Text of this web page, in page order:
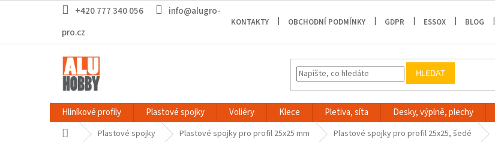
+420 777 340 056
info@alugro-
pro.cz
KONTAKTY OBCHODNÍ PODMÍNKY GDPR ESSOX BLOG
HLEDAT
Hliníkové profily Plastové spojky Voliéry Klece Pletiva, síta Desky, výplně, plechy
Domů Plastové spojky Plastové spojky pro profil 25x25 mm Plastové spojky pro profil 25x25, šedé